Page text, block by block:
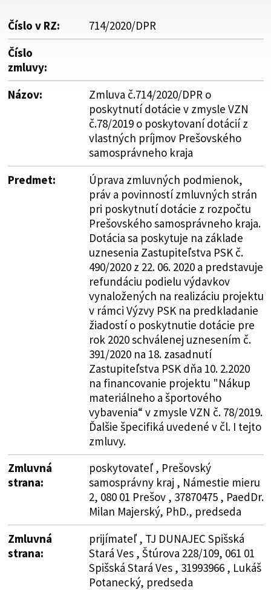
Číslo v RZ:
714/2020/DPR
Číslo
zmluvy:
Názov:
Zmluva č.714/2020/DPR o
poskytnutí dotácie v zmysle VZN
č.78/2019 o poskytovaní dotácií z
vlastných príjmov Prešovského
samosprávneho kraja
Predmet:
Úprava zmluvných podmienok,
práv a povinností zmluvných strán
pri poskytnutí dotácie z rozpočtu
Prešovského samosprávneho kraja.
Dotácia sa poskytuje na základe
uznesenia Zastupiteľstva PSK č.
490/2020 z 22. 06. 2020 a predstavuje
refundáciu podielu výdavkov
vynaložených na realizáciu projektu
v rámci Výzvy PSK na predkladanie
žiadostí o poskytnutie dotácie pre
rok 2020 schválenej uznesením č.
391/2020 na 18. zasadnutí
Zastupiteľstva PSK dňa 10. 2.2020
na financovanie projektu "Nákup
materiálneho a športového
vybavenia“ v zmysle VZN č. 78/2019.
Ďalšie špecifiká uvedené v čl. I tejto
zmluvy.
Zmluvná
strana:
poskytovateľ , Prešovský
samosprávny kraj , Námestie mieru
2, 080 01 Prešov , 37870475 , PaedDr.
Milan Majerský, PhD., predseda
Zmluvná
strana:
prijímateľ , TJ DUNAJEC Spišská
Stará Ves , Štúrova 228/109, 061 01
Spišská Stará Ves , 31993966 , Lukáš
Potanecký, predseda